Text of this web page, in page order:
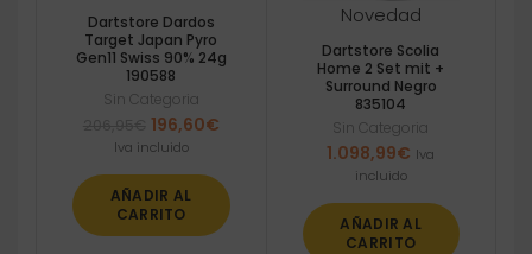
Dartstore Dardos
Target Japan Pyro
Gen11 Swiss 90% 24g
190588
Sin Categoria
El
precio
era:
206,95€.
196,60€El
es:
196,60€.
Iva incluido
AÑADIR AL
CARRITO
Novedad
Dartstore Scolia
Home 2 Set mit +
Surround Negro
835104
Sin Categoria
1.098,99€ Iva
incluido
AÑADIR AL
CARRITO